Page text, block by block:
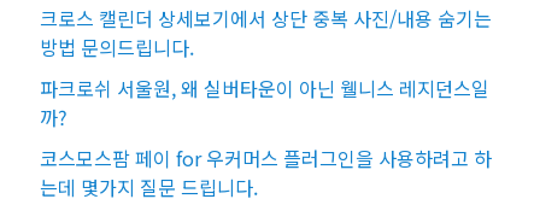
크로스 캘린더 상세보기에서 상단 중복 사진/내용 숨기는
방법 문의드립니다.
파크로쉬 서울원, 왜 실버타운이 아닌 웰니스 레지던스일
까?
코스모스팜 페이 for 우커머스 플러그인을 사용하려고 하
는데 몇가지 질문 드립니다.